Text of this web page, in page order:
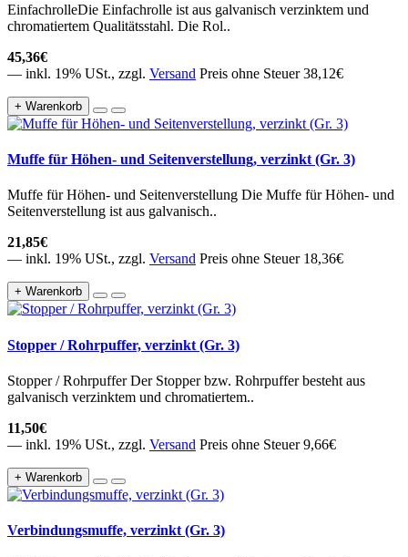
EinfachrolleDie Einfachrolle ist aus galvanisch verzinktem und
chromatiertem Qualitätsstahl. Die Rol..
45,36€
— inkl. 19% USt., zzgl. Versand Preis ohne Steuer 38,12€
+ Warenkorb
Muffe für Höhen- und Seitenverstellung, verzinkt (Gr. 3)
Muffe für Höhen- und Seitenverstellung Die Muffe für Höhen- und
Seitenverstellung ist aus galvanisch..
21,85€
— inkl. 19% USt., zzgl. Versand Preis ohne Steuer 18,36€
+ Warenkorb
Stopper / Rohrpuffer, verzinkt (Gr. 3)
Stopper / Rohrpuffer Der Stopper bzw. Rohrpuffer besteht aus
galvanisch verzinktem und chromatiertem..
11,50€
— inkl. 19% USt., zzgl. Versand Preis ohne Steuer 9,66€
+ Warenkorb
Verbindungsmuffe, verzinkt (Gr. 3)